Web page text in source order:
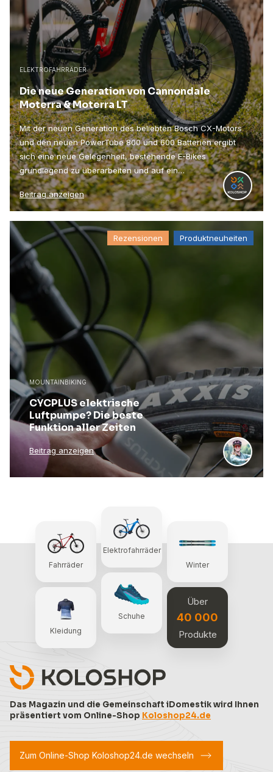
ELEKTROFAHRRÄDER
Die neue Generation von Cannondale
Moterra & Moterra LT
Mit der neuen Generation des beliebten Bosch CX-Motors
und den neuen PowerTube 800 und 600 Batterien ergibt
sich eine neue Gelegenheit, bestehende E-Bikes
grundlegend zu überarbeiten und auf ein…
Beitrag anzeigen
Rezensionen Produktneuheiten
MOUNTAINBIKING
CYCPLUS elektrische
Luftpumpe? Die beste
Funktion aller Zeiten
Beitrag anzeigen
Das Magazin und die Gemeinschaft iDomestik wird Ihnen
präsentiert vom Online-Shop Koloshop24.de
Fahrräder
Elektrofahrräder
Winter
Kleidung
Schuhe
Über
40 000
Produkte
Zum Online-Shop Koloshop24.de wechseln